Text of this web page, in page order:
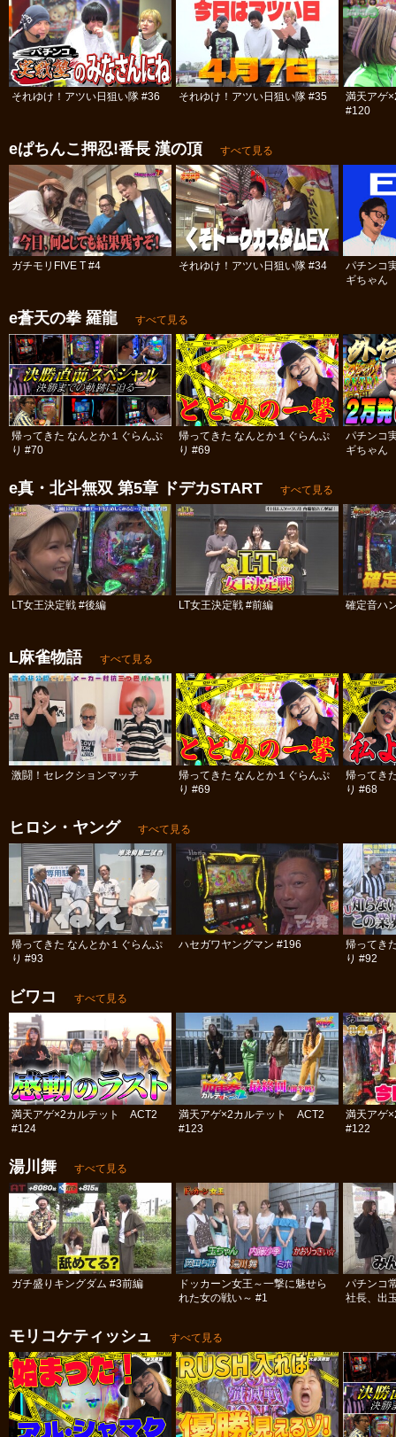
それゆけ！アツい日狙い隊 #36 それゆけ！アツい日狙い隊 #35
満天アゲ
#120
eぱちんこ押忍!番長 漢の頂 すべて見る
ガチモリFIVE T #4 それゆけ！アツい日狙い隊 #34
パチンコ
ギちゃん
e蒼天の拳 羅龍 すべて見る
帰ってきた なんとか１ぐらんぷ
り #70
帰ってきた なんとか１ぐらんぷ
り #69
パチンコ
ギちゃん
e真・北斗無双 第5章 ドデカSTART すべて見る
LT女王決定戦 #後編 LT女王決定戦 #前編 確定音ハ
L麻雀物語 すべて見る
激闘！セレクションマッチ
帰ってきた なんとか１ぐらんぷ
り #69
帰ってき
り #68
ヒロシ・ヤング すべて見る
帰ってきた なんとか１ぐらんぷ
り #93
ハセガワヤングマン #196
帰ってき
り #92
ビワコ すべて見る
満天アゲ×2カルテット ACT2
#124
満天アゲ×2カルテット ACT2
#123
満天アゲ
#122
湯川舞 すべて見る
ガチ盛りキングダム #3前編
ドッカーン女王～一撃に魅せら
れた女の戦い～ #1
パチンコ
社長、出
モリコケティッシュ すべて見る